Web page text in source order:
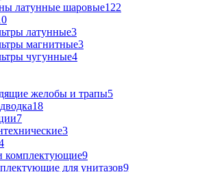
латунные шаровые122
латунные3
магнитные3
чугунные4
желобы и трапы5
18
7
3
комплектующие9
для унитазов9